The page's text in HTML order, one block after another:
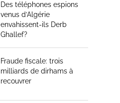
Des téléphones espions
venus d’Algérie
envahissent-ils Derb
Ghallef?
Fraude fiscale: trois
milliards de dirhams à
recouvrer